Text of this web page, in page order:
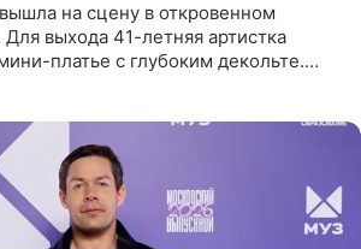
на сцену в откровенном
выхода 41-летняя артистка
платье с глубоким декольте.